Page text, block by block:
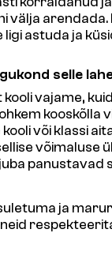
astuda ja
selle
vajame,
kooskõlla
või klassi
võimaluse
panustavad
ja